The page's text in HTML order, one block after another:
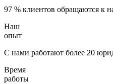
97 % клиентов обращаются к
Наш
опыт
С нами работают более 20
Время
работы